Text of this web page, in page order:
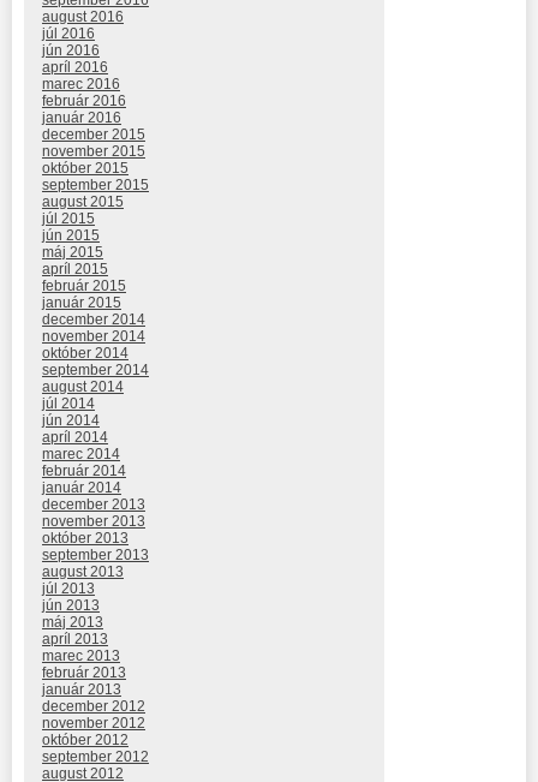
august 2016
júl 2016
jún 2016
apríl 2016
marec 2016
február 2016
január 2016
december 2015
november 2015
október 2015
september 2015
august 2015
júl 2015
jún 2015
máj 2015
apríl 2015
február 2015
január 2015
december 2014
november 2014
október 2014
september 2014
august 2014
júl 2014
jún 2014
apríl 2014
marec 2014
február 2014
január 2014
december 2013
november 2013
október 2013
september 2013
august 2013
júl 2013
jún 2013
máj 2013
apríl 2013
marec 2013
február 2013
január 2013
december 2012
november 2012
október 2012
september 2012
august 2012